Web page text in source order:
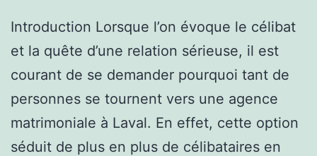
Introduction Lorsque l’on évoque le célibat
et la quête d’une relation sérieuse, il est
courant de se demander pourquoi tant de
personnes se tournent vers une agence
matrimoniale à Laval. En effet, cette option
séduit de plus en plus de célibataires en